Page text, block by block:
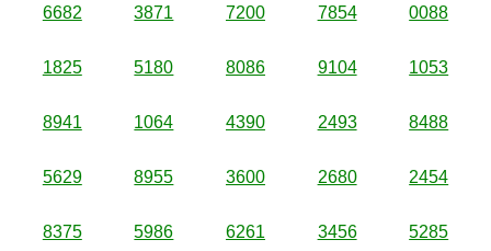
6682 3871 7200 7854 0088
1825 5180 8086 9104 1053
8941 1064 4390 2493 8488
5629 8955 3600 2680 2454
8375 5986 6261 3456 5285